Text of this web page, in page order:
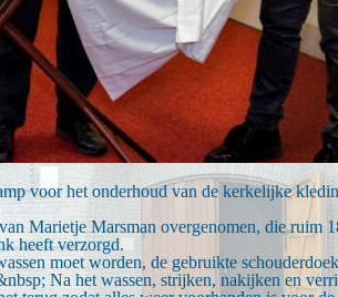
voor het onderhoud van de kerkelijke
Marietje Marsman overgenomen, die ruim
heeft verzorgd.
moet worden, de gebruikte
Na het wassen, strijken, nakijken en